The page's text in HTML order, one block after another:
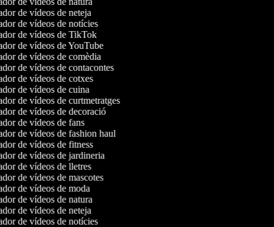
de vídeos de neteja
de vídeos de notícies
de vídeos de TikTok
de vídeos de YouTube
de vídeos de comèdia
de vídeos de contacontes
de vídeos de cotxes
de vídeos de cuina
de vídeos de curtmetratges
de vídeos de decoració
de vídeos de fans
de vídeos de fashion haul
de vídeos de fitness
de vídeos de jardineria
de vídeos de lletres
de vídeos de mascotes
de vídeos de moda
de vídeos de natura
de vídeos de neteja
de vídeos de notícies